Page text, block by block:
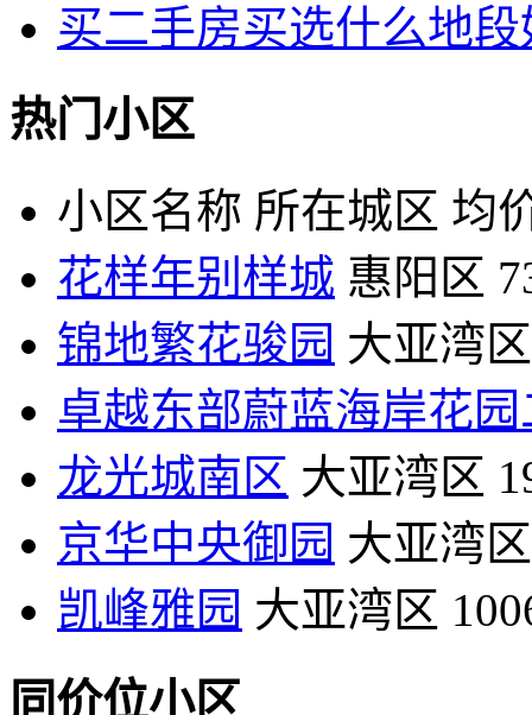
买二手房买选什么地段
热门小区
小区名称 所在城区 均
花样年别样城 惠阳区
锦地繁花骏园 大亚湾区
卓越东部蔚蓝海岸花园
龙光城南区 大亚湾区
京华中央御园 大亚湾区
凯峰雅园 大亚湾区
同价位小区